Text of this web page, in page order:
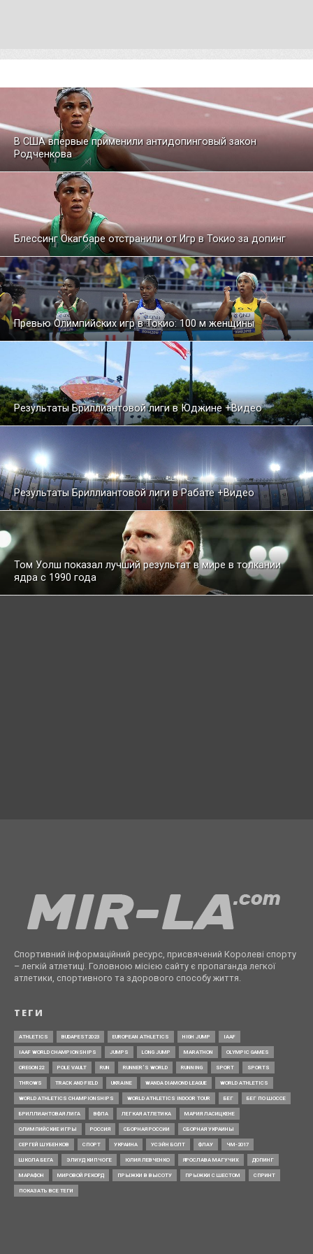
В США впервые применили антидопинговый закон
Родченкова
Блессинг Окагбаре отстранили от Игр в Токио за допинг
Превью Олимпийских игр в Токио: 100 м женщины
Результаты Бриллиантовой лиги в Юджине +Видео
Результаты Бриллиантовой лиги в Рабате +Видео
Том Уолш показал лучший результат в мире в толкании
ядра с 1990 года
Спортивний інформаційний ресурс, присвячений Королеві спорту
– легкій атлетиці. Головною місією сайту є пропаганда легкої
атлетики, спортивного та здорового способу життя.
ТЕГИ
ATHLETICS BUDAPEST2023 EUROPEAN ATHLETICS HIGH JUMP IAAF
IAAF WORLD CHAMPIONSHIPS JUMPS LONG JUMP MARATHON OLYMPIC GAMES
OREGON22 POLE VAULT RUN RUNNER’S WORLD RUNNING SPORT SPORTS
THROWS TRACK AND FIELD UKRAINE WANDA DIAMOND LEAGUE WORLD ATHLETICS
WORLD ATHLETICS CHAMPIONSHIPS WORLD ATHLETICS INDOOR TOUR БЕГ БЕГ ПО ШОССЕ
БРИЛЛИАНТОВАЯ ЛИГА ВФЛА ЛЕГКАЯ АТЛЕТИКА МАРИЯ ЛАСИЦКЕНЕ
ОЛИМПИЙСКИЕ ИГРЫ РОССИЯ СБОРНАЯ РОССИИ СБОРНАЯ УКРАИНЫ
СЕРГЕЙ ШУБЕНКОВ СПОРТ УКРАИНА УСЭЙН БОЛТ ФЛАУ ЧМ-2017
ШКОЛА БЕГА ЭЛИУД КИПЧОГЕ ЮЛИЯ ЛЕВЧЕНКО ЯРОСЛАВА МАГУЧИХ ДОПИНГ
МАРАФОН МИРОВОЙ РЕКОРД ПРЫЖКИ В ВЫСОТУ ПРЫЖКИ С ШЕСТОМ СПРИНТ
ПОКАЗАТЬ ВСЕ ТЕГИ